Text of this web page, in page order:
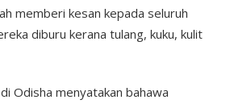
memberi kesan kepada seluruh
diburu kerana tulang, kuku, kulit
Odisha menyatakan bahawa